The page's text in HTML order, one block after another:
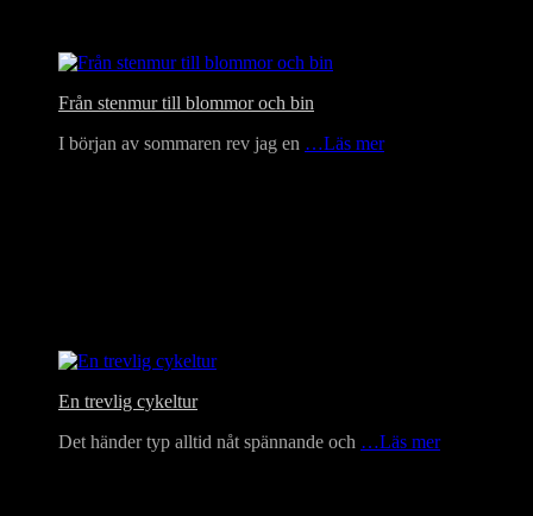
Från stenmur till blommor och bin
I början av sommaren rev jag en …Läs mer
En trevlig cykeltur
Det händer typ alltid nåt spännande och …Läs mer